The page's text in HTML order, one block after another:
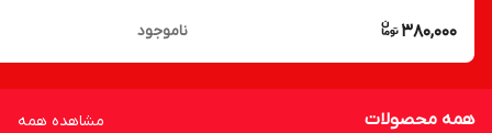
380,000 ناموجود
همه محصولات مشاهده همه